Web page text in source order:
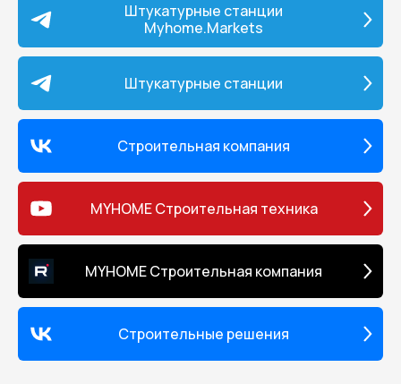
Штукатурные станции
Myhome.Markets
Штукатурные станции
Строительная компания
MYHOME Строительная техника
MYHOME Строительная компания
Строительные решения